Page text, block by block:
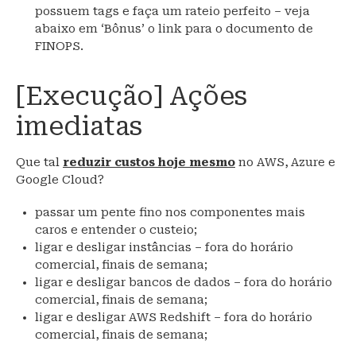
possuem tags e faça um rateio perfeito – veja
abaixo em ‘Bônus’ o link para o documento de
FINOPS.
[Execução] Ações
imediatas
Que tal reduzir custos hoje mesmo no AWS, Azure e
Google Cloud?
passar um pente fino nos componentes mais
caros e entender o custeio;
ligar e desligar instâncias – fora do horário
comercial, finais de semana;
ligar e desligar bancos de dados – fora do horário
comercial, finais de semana;
ligar e desligar AWS Redshift – fora do horário
comercial, finais de semana;